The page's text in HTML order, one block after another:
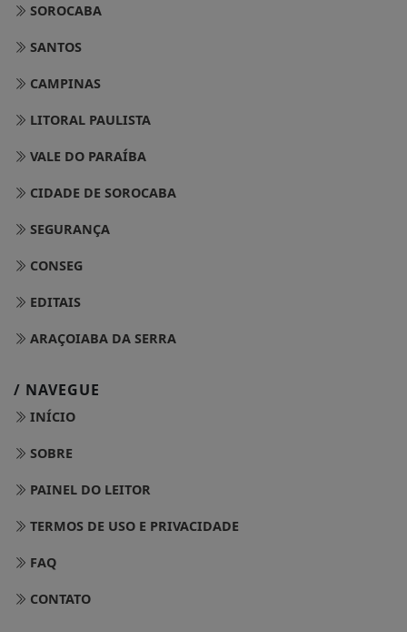
SOROCABA
SANTOS
CAMPINAS
LITORAL PAULISTA
VALE DO PARAÍBA
CIDADE DE SOROCABA
SEGURANÇA
CONSEG
EDITAIS
ARAÇOIABA DA SERRA
/ NAVEGUE
INÍCIO
SOBRE
PAINEL DO LEITOR
TERMOS DE USO E PRIVACIDADE
FAQ
CONTATO